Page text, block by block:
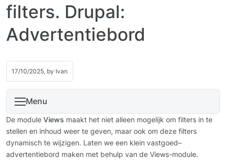
filters. Drupal:
Advertentiebord
17/10/2025, by Ivan
Menu
De module Views maakt het niet alleen mogelijk om filters in te
stellen en inhoud weer te geven, maar ook om deze filters
dynamisch te wijzigen. Laten we een klein vastgoed–
advertentiebord maken met behulp van de Views-module.